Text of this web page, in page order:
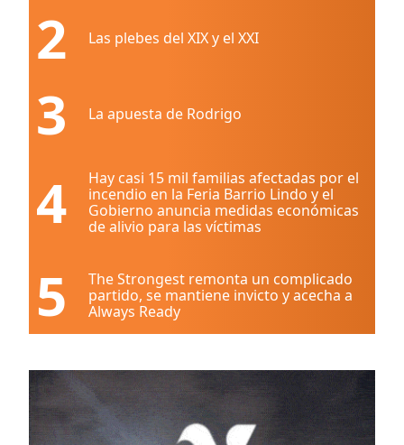
2 Las plebes del XIX y el XXI
3 La apuesta de Rodrigo
4
Hay casi 15 mil familias afectadas por el
incendio en la Feria Barrio Lindo y el
Gobierno anuncia medidas económicas
de alivio para las víctimas
5
The Strongest remonta un complicado
partido, se mantiene invicto y acecha a
Always Ready